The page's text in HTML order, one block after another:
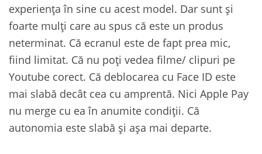
experiența în sine cu acest model. Dar sunt și
foarte mulți care au spus că este un produs
neterminat. Că ecranul este de fapt prea mic,
fiind limitat. Că nu poți vedea filme/ clipuri pe
Youtube corect. Că deblocarea cu Face ID este
mai slabă decât cea cu amprentă. Nici Apple Pay
nu merge cu ea în anumite condiții. Că
autonomia este slabă și așa mai departe.